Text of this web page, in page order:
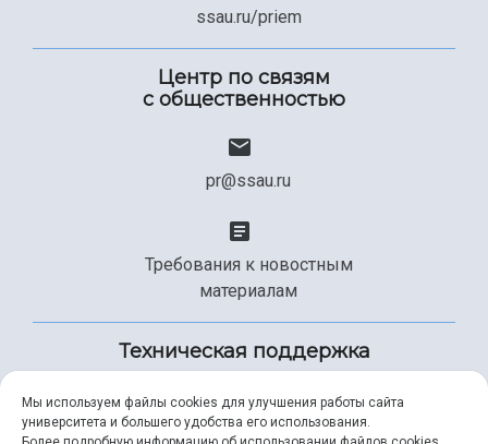
ssau.ru/priem
Центр по связям
с общественностью
pr@ssau.ru
Требования к новостным
материалам
Техническая поддержка
+7 (846) 267-49-99
Мы используем файлы cookies для улучшения работы сайта
университета и большего удобства его использования.